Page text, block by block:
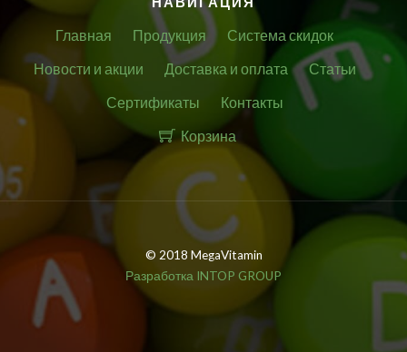
Главная Продукция
Система скидок
Новости и акции
Доставка и оплата
Статьи
Сертификаты
Контакты
Корзина
© 2018 MegaVitamin
Разработка INTOP GROUP